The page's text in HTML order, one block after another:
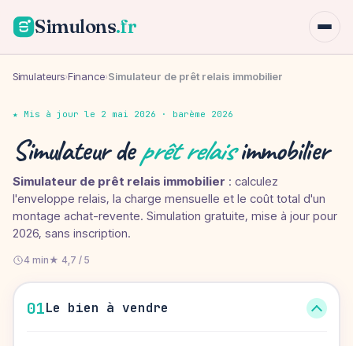
Simulons.fr
Simulateurs›Finance›Simulateur de prêt relais immobilier
★ Mis à jour le 2 mai 2026 · barème 2026
Simulateur deprêt relaisimmobilier
Simulateur de prêt relais immobilier : calculez
l'enveloppe relais, la charge mensuelle et le coût total d'un
montage achat-revente. Simulation gratuite, mise à jour pour
2026, sans inscription.
4 min★ 4,7 / 5
01Le bien à vendre